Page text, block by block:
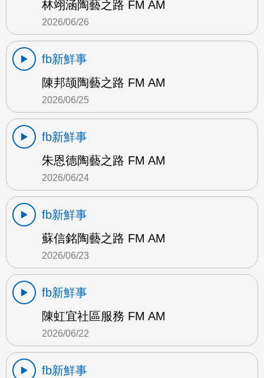
林翊涵陶藝之路 FM AM
2026/06/26
fb新鮮事
陳邦颉陶藝之路 FM AM
2026/06/25
fb新鮮事
朱恩德陶藝之路 FM AM
2026/06/24
fb新鮮事
蘇信銘陶藝之路 FM AM
2026/06/23
fb新鮮事
陳虹宜社區服務 FM AM
2026/06/22
fb新鮮事